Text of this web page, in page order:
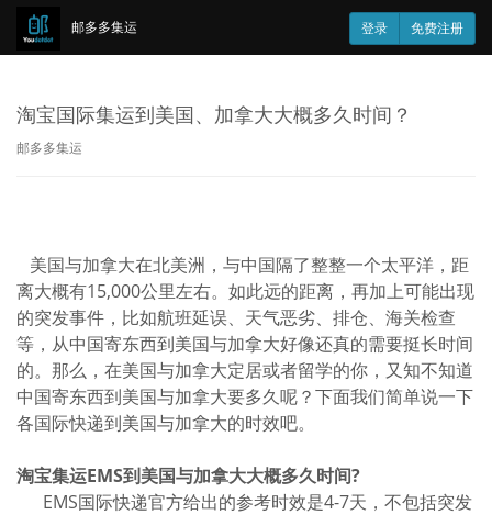
邮多多集运 登录 免费注册
淘宝国际集运到美国、加拿大大概多久时间？
邮多多集运
美国与加拿大在北美洲，与中国隔了整整一个太平洋，距
离大概有15,000公里左右。如此远的距离，再加上可能出现
的突发事件，比如航班延误、天气恶劣、排仓、海关检查
等，从中国寄东西到美国与加拿大好像还真的需要挺长时间
的。那么，在美国与加拿大定居或者留学的你，又知不知道
中国寄东西到美国与加拿大要多久呢？下面我们简单说一下
各国际快递到美国与加拿大的时效吧。
淘宝集运EMS到美国与加拿大大概多久时间?
EMS国际快递官方给出的参考时效是4-7天，不包括突发